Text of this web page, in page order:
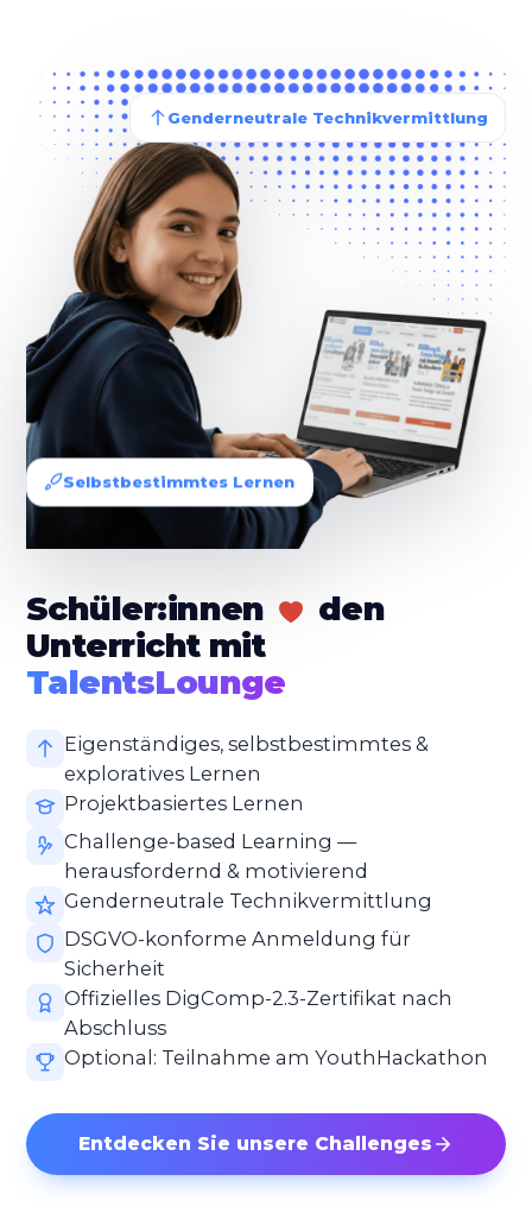
Schüler:innen
den
Unterricht mit
TalentsLounge
Eigenständiges, selbstbestimmtes &
exploratives Lernen
Projektbasiertes Lernen
Challenge-based Learning —
herausfordernd & motivierend
Genderneutrale Technikvermittlung
DSGVO-konforme Anmeldung für
Sicherheit
Offizielles DigComp-2.3-Zertifikat nach
Abschluss
Optional: Teilnahme am YouthHackathon
Entdecken Sie unsere Challenges
Genderneutrale Technikvermittlung
Selbstbestimmtes Lernen